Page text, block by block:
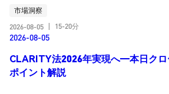
市場洞察
2026-08-05
15-20分
2026-08-05
CLARITY法2026年実現へ―本日クロ
ポイント解説